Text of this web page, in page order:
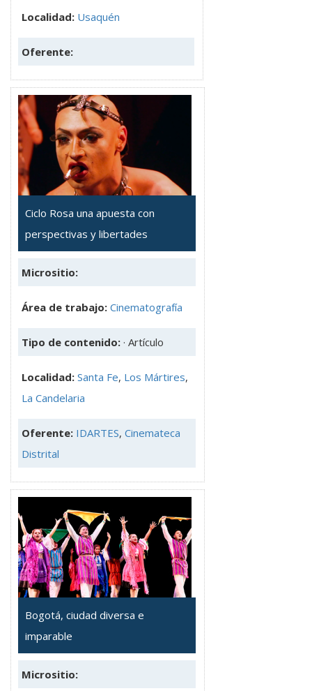
Localidad: Usaquén
Oferente:
Ciclo Rosa una apuesta con
perspectivas y libertades
Micrositio:
Área de trabajo: Cinematografía
Tipo de contenido: · Artículo
Localidad: Santa Fe, Los Mártires,
La Candelaria
Oferente: IDARTES, Cinemateca
Distrital
Bogotá, ciudad diversa e
imparable
Micrositio: